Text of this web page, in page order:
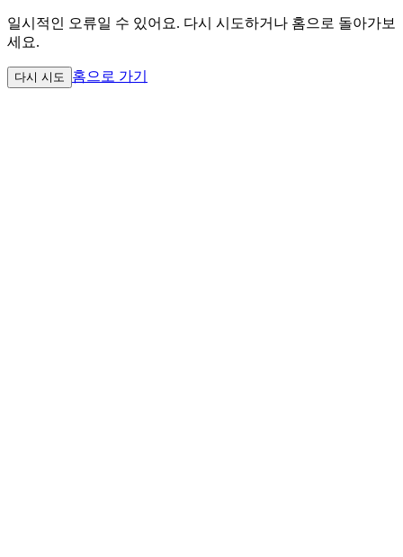
일시적인 오류일 수 있어요. 다시 시도하거나 홈으로 돌아가보
세요.
다시 시도 홈으로 가기